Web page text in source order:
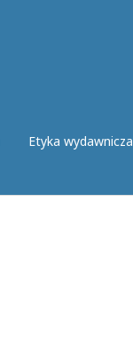
Etyka wydawnicza